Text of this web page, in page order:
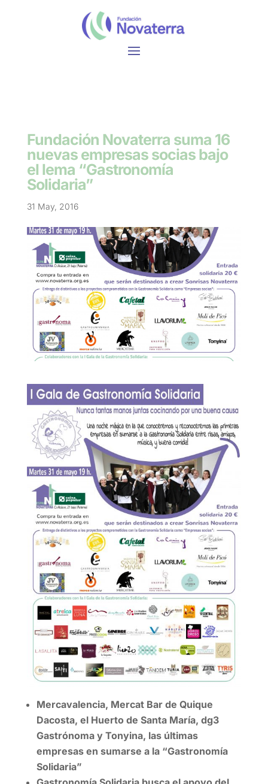
Fundación Novaterra suma 16
nuevas empresas socias bajo
el lema “Gastronomía
Solidaria”
31 May, 2016
Mercavalencia, Mercat Bar de Quique
Dacosta, el Huerto de Santa María, dg3
Gastrónoma y Tonyina, las últimas
empresas en sumarse a la “Gastronomía
Solidaria”